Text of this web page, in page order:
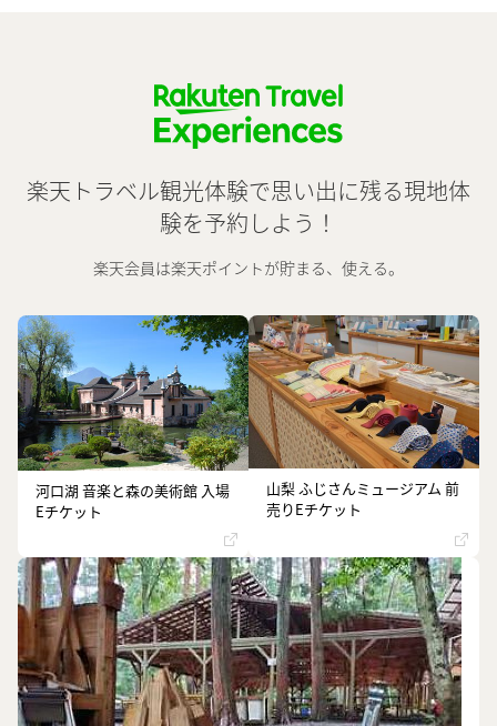
楽天トラベル観光体験で思い出に残る現地体
験を予約しよう！
楽天会員は楽天ポイントが貯まる、使える。
河口湖 音楽と森の美術館 入場
Eチケット
山梨 ふじさんミュージアム 前
売りEチケット